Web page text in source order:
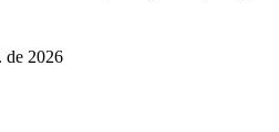
de 2026